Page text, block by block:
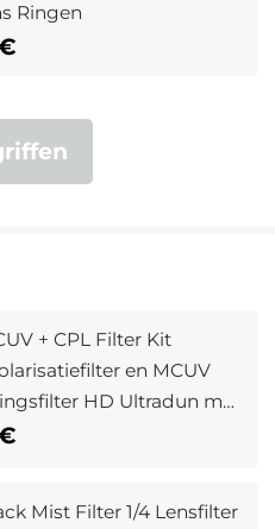
Ringen
+ CPL Filter Kit
en MCUV
HD Ultradun met
Coatings Nano Klear
Mist Filter 1/4 Lensfilter